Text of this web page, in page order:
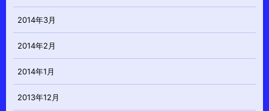
2014年3月
2014年2月
2014年1月
2013年12月